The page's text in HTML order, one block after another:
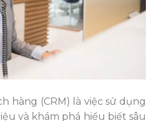
hàng (CRM) là việc sử dụng
và khám phá hiểu biết sâu